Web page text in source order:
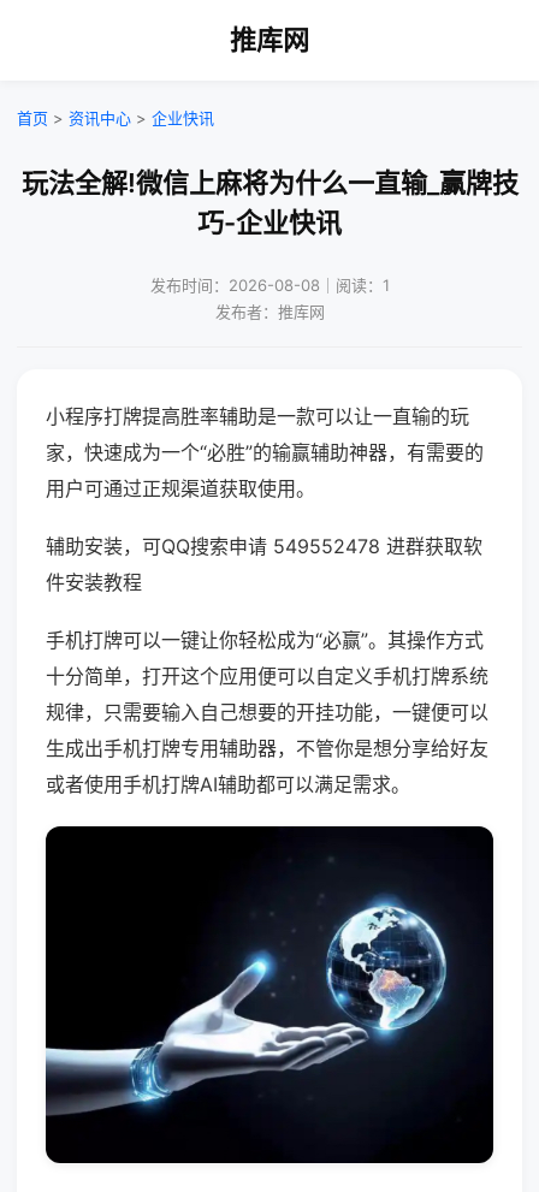
推库网
首页 > 资讯中心 > 企业快讯
玩法全解!微信上麻将为什么一直输_赢牌技
巧-企业快讯
发布时间：2026-08-08｜阅读：1
发布者：推库网
小程序打牌提高胜率辅助是一款可以让一直输的玩
家，快速成为一个“必胜”的输赢辅助神器，有需要的
用户可通过正规渠道获取使用。
辅助安装，可QQ搜索申请 549552478 进群获取软
件安装教程
手机打牌可以一键让你轻松成为“必赢”。其操作方式
十分简单，打开这个应用便可以自定义手机打牌系统
规律，只需要输入自己想要的开挂功能，一键便可以
生成出手机打牌专用辅助器，不管你是想分享给好友
或者使用手机打牌AI辅助都可以满足需求。